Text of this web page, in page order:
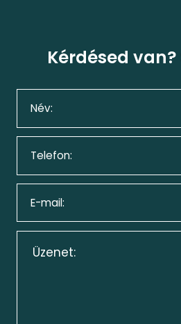
Kérdésed van?